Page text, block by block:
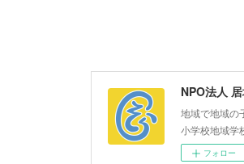
NPO法人
地域で地域の
小学校地域学
フォロー